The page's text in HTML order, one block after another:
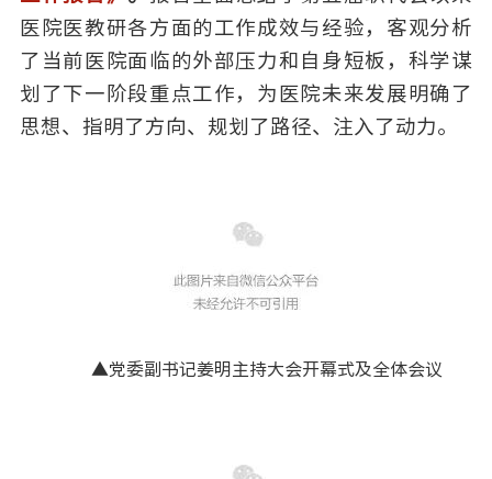
医院医教研各方面的工作成效与经验，客观分析
了当前医院面临的外部压力和自身短板，科学谋
划了下一阶段重点工作，为医院未来发展明确了
思想、指明了方向、规划了路径、注入了动力。
▲党委副书记姜明主持大会开幕式及全体会议